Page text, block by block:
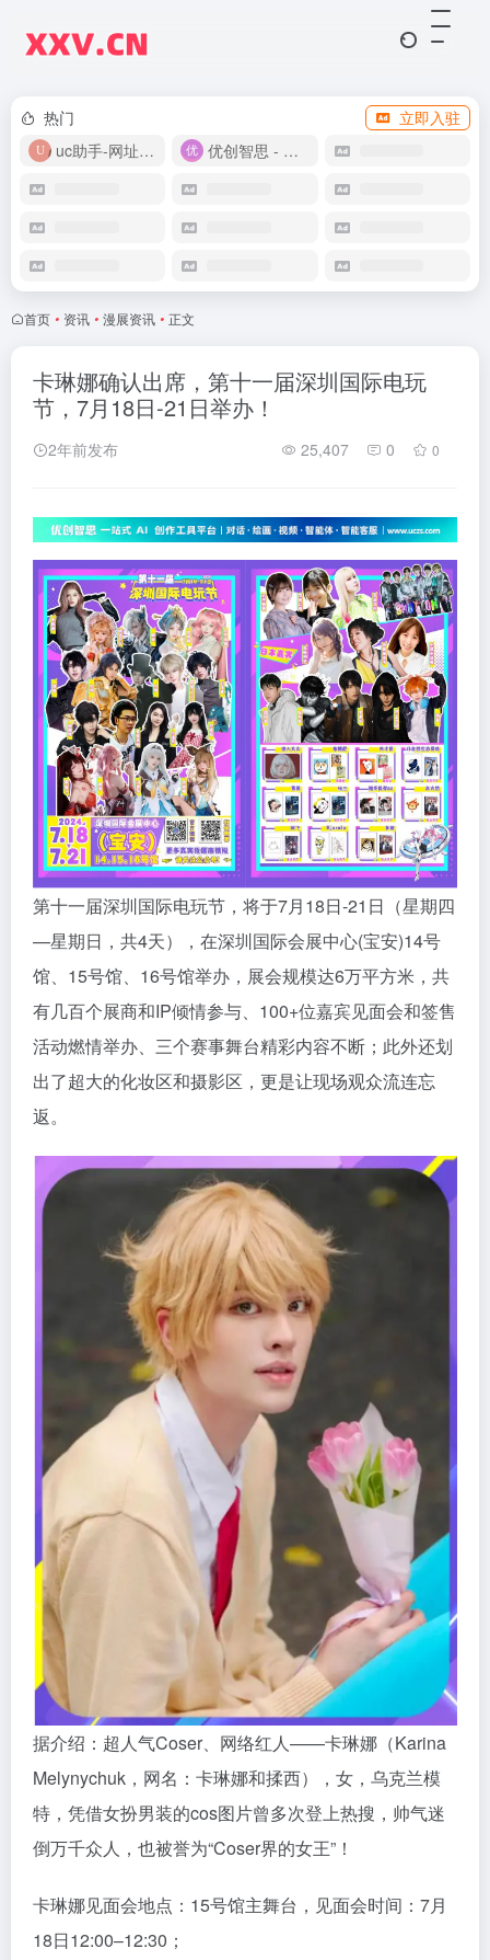
热门
立即入驻
uc助手-网址导航
优创智思 - 一站式 AI 智能创作平台
首页 • 资讯 • 漫展资讯 • 正文
卡琳娜确认出席，第十一届深圳国际电玩
节，7月18日-21日举办！
2年前发布 25,407 0 0
第十一届深圳国际电玩节，将于7月18日-21日（星期四
—星期日，共4天），在深圳国际会展中心(宝安)14号
馆、15号馆、16号馆举办，展会规模达6万平方米，共
有几百个展商和IP倾情参与、100+位嘉宾见面会和签售
活动燃情举办、三个赛事舞台精彩内容不断；此外还划
出了超大的化妆区和摄影区，更是让现场观众流连忘
返。
据介绍：超人气Coser、网络红人——卡琳娜（Karina
Melynychuk，网名：卡琳娜和揉西），女，乌克兰模
特，凭借女扮男装的cos图片曾多次登上热搜，帅气迷
倒万千众人，也被誉为“Coser界的女王”！
卡琳娜见面会地点：15号馆主舞台，见面会时间：7月
18日12:00–12:30；